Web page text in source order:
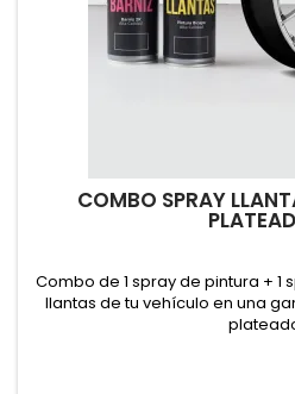
COMBO SPRAY
Combo de 1 spray de pintura + 1
llantas de tu vehículo en una